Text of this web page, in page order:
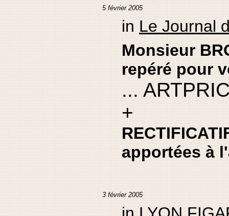
5 février 2005
in Le Journal
Monsieur
repéré pour
...
+
apportées à
3 février 2005